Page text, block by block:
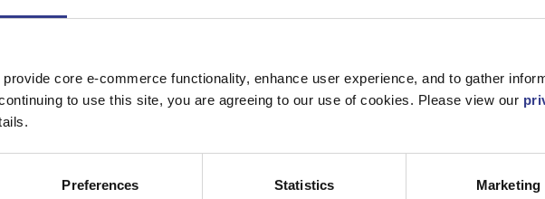
core e-commerce functionality, enhance user experience, and to gather
to use this site, you are agreeing to our use of cookies. Please view our
Preferences Statistics Marketing
TPHBZB, SW4, NEGRO, BS6883, 90 °C, IEC60332-1,
1,2, UK00A, WA110
TPHBZB, SW4, NEGRO, BS6883, 90 °C, IEC60332-1,
1,2, UK00A, WA125